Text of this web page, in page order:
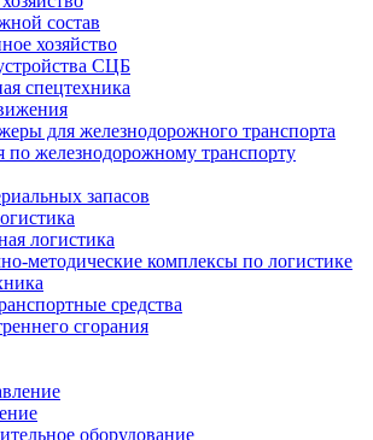
состав
хозяйство
СЦБ
спецтехника
для железнодорожного транспорта
по железнодорожному транспорту
запасов
логистика
методические комплексы по логистике
средства
сгорания
оборудование